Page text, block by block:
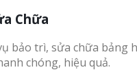
Chữa
bảo trì, sửa chữa bảng
chóng, hiệu quả.